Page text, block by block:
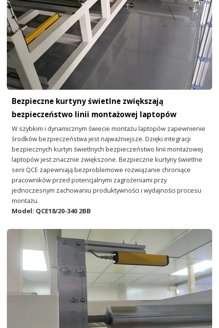
Bezpieczne kurtyny świetlne zwiększają
bezpieczeństwo linii montażowej laptopów
W szybkim i dynamicznym świecie montażu laptopów zapewnienie
środków bezpieczeństwa jest najważniejsze. Dzięki integracji
bezpiecznych kurtyn świetlnych bezpieczeństwo linii montażowej
laptopów jest znacznie zwiększone. Bezpieczne kurtyny świetlne
serii QCE zapewniają bezproblemowe rozwiązanie chroniące
pracowników przed potencjalnymi zagrożeniami przy
jednoczesnym zachowaniu produktywności i wydajności procesu
montażu.
Model: QCE18/20-340 2BB